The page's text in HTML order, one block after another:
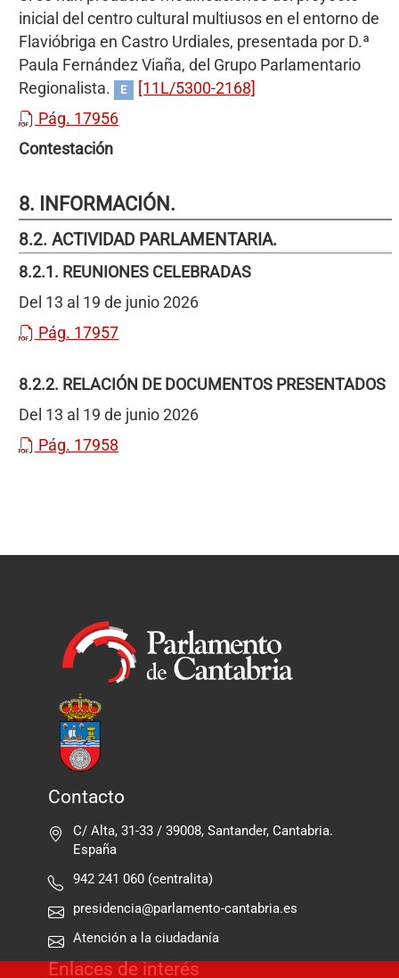
inicial del centro cultural multiusos en el entorno de
Flavióbriga en Castro Urdiales, presentada por D.ª
Paula Fernández Viaña, del Grupo Parlamentario
Regionalista.
E
[11L/5300-2168]
Pág. 17956
Contestación
8. INFORMACIÓN.
8.2. ACTIVIDAD PARLAMENTARIA.
8.2.1. REUNIONES CELEBRADAS
Del 13 al 19 de junio 2026
Pág. 17957
8.2.2. RELACIÓN DE DOCUMENTOS PRESENTADOS
Del 13 al 19 de junio 2026
Pág. 17958
Contacto
C/ Alta, 31-33 / 39008, Santander, Cantabria.
España
942 241 060 (centralita)
presidencia@parlamento-cantabria.es
Atención a la ciudadanía
Enlaces de interés